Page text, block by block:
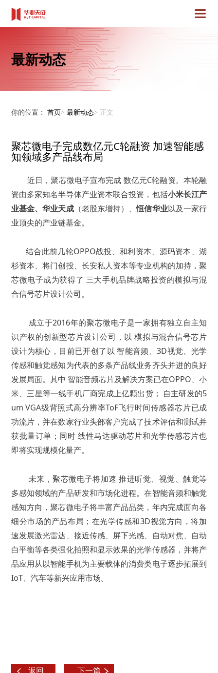
最新动态
你的位置： 首页> 最新动态> 正文
聚芯微电子完成数亿元C轮融资 加速智能感
知领域多产品线布局
近日，聚芯微电子宣布完成 数亿元C轮融资。本轮融
资由多家知名半导体产业资本联合投资，包括小米长江产
业基金、华业天成（老股东增持）、恒信华业以及一家行
业顶尖的产业链基金。
结合此前几轮OPPO战投、和利资本、源码资本、湖
杉资本、将门创投、长安私人资本等专业机构的加持，聚
芯微电子成为获得了 三大手机品牌战略投资的模拟与混
合信号芯片设计公司。
成立于2016年的聚芯微电子是一家拥有独立自主知
识产权的创新型芯片设计公司，以模拟与混合信号芯片
设计为核心，目前已开创了以 智能音频、3D视觉、光学
传感和触觉感知为代表的多条产品线业务齐头并进的良好
发展局面。其中 智能音频芯片及解决方案已在OPPO、小
米、三星等一线手机厂商完成上亿颗出货； 自主研发的5
um VGA级背照式高分辨率ToF飞行时间传感器芯片已成
功流片，并在数家行业头部客户完成了技术评估和测试并
获批量订单；同时线性马达驱动芯片和光学传感芯片也
即将实现规模化量产。
未来，聚芯微电子将加速推进听觉、视觉、触觉等
多感知领域的产品研发和市场化进程。在智能音频和触觉
感知方向，聚芯微电子将丰富产品品类，年内完成面向各
细分市场的产品布局；在光学传感和3D视觉方向，将加
速发展激光雷达、接近传感、屏下光感、自动对焦、自动
白平衡等各类强化拍照和显示效果的光学传感器，并将产
品应用从以智能手机为主要载体的消费类电子逐步拓展到
IoT、汽车等新兴应用市场。
返回 下一篇